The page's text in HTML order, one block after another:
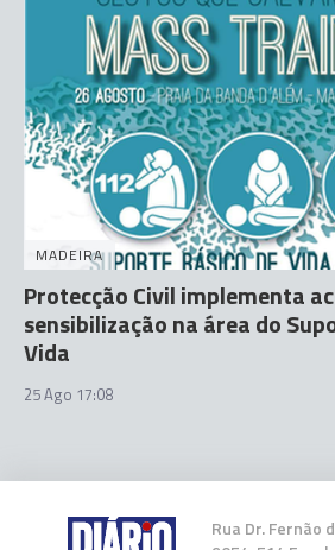
MADEIRA
Protecção Civil implementa
sensibilização na área do
Vida
25 Ago 17:08
Rua Dr. Fernão